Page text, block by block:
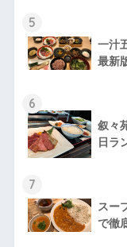
5
一汁
最新
6
叙々
日ラ
7
スー
で徹